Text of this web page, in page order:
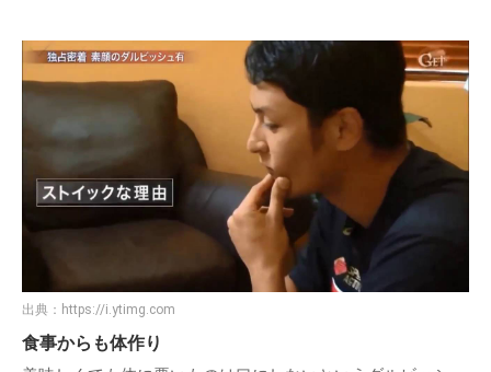
出典： https://i.ytimg.com
食事からも体作り